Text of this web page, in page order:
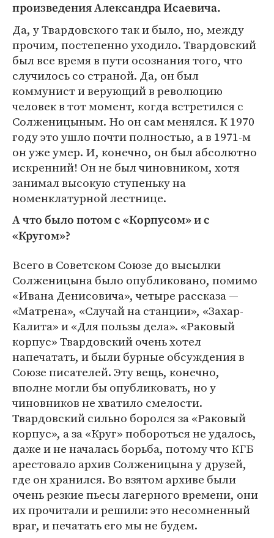
произведения Александра Исаевича.
Да, у Твардовского так и было, но, между
прочим, постепенно уходило. Твардовский
был все время в пути осознания того, что
случилось со страной. Да, он был
коммунист и верующий в революцию
человек в тот момент, когда встретился с
Солженицыным. Но он сам менялся. К 1970
году это ушло почти полностью, а в 1971-м
он уже умер. И, конечно, он был абсолютно
искренний! Он не был чиновником, хотя
занимал высокую ступеньку на
номенклатурной лестнице.
А что было потом с «Корпусом» и с
«Кругом»?
Всего в Советском Союзе до высылки
Солженицына было опубликовано, помимо
«Ивана Денисовича», четыре рассказа —
«Матрена», «Случай на станции», «Захар-
Калита» и «Для пользы дела». «Раковый
корпус» Твардовский очень хотел
напечатать, и были бурные обсуждения в
Союзе писателей. Эту вещь, конечно,
вполне могли бы опубликовать, но у
чиновников не хватило смелости.
Твардовский сильно боролся за «Раковый
корпус», а за «Круг» побороться не удалось,
даже и не началась борьба, потому что КГБ
арестовало архив Солженицына у друзей,
где он хранился. Во взятом архиве были
очень резкие пьесы лагерного времени, они
их прочитали и решили: это несомненный
враг, и печатать его мы не будем.